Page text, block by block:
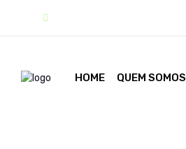
HOME QUEM SOMOS